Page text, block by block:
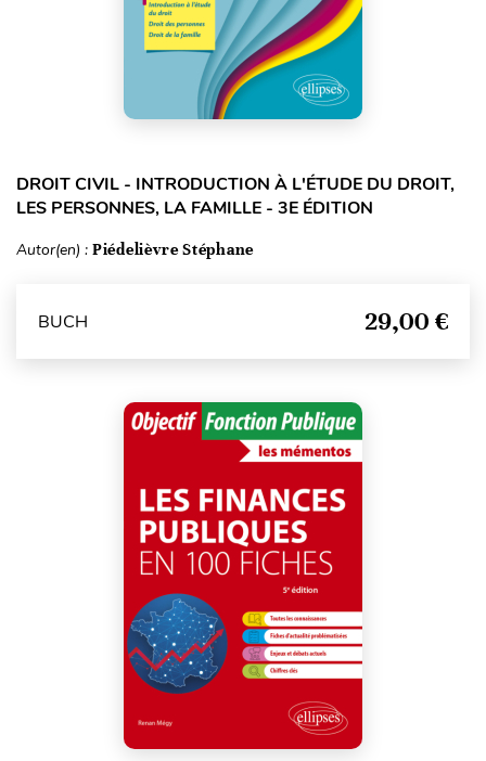
DROIT CIVIL - INTRODUCTION À L'ÉTUDE DU DROIT,
LES PERSONNES, LA FAMILLE - 3E ÉDITION
Autor(en) : Piédelièvre Stéphane
BUCH 29,00 €